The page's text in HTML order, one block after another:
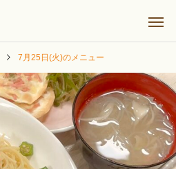
7月25日(火)のメニュー